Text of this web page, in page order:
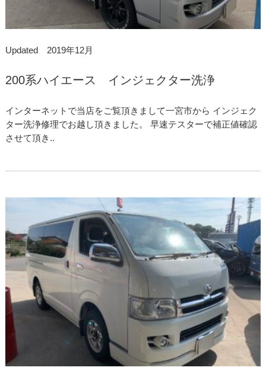
Updated 2019年12月
200系ハイエース インジェクター洗浄
インターネットで当店をご覧頂きまして一宮市から インジェク
ター洗浄修理でお越し頂きました。 早速テスターで補正値確認
させて頂き..